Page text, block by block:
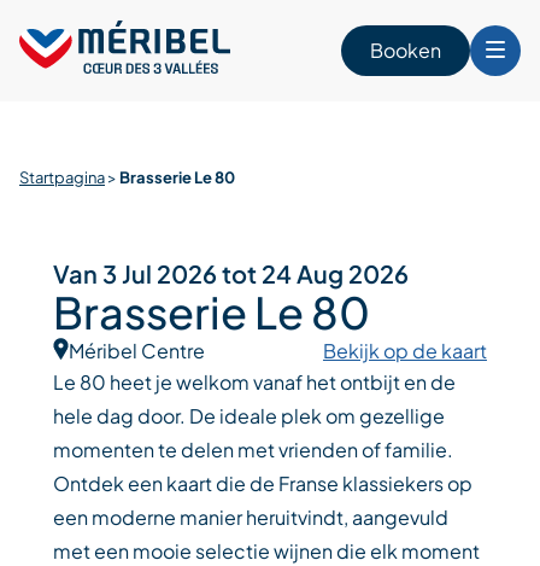
content
Booken
Startpagina> Brasserie Le 80
Van 3 Jul 2026 tot 24 Aug 2026
Brasserie Le 80
Méribel Centre
Bekijk op de kaart
Le 80 heet je welkom vanaf het ontbijt en de
hele dag door. De ideale plek om gezellige
momenten te delen met vrienden of familie.
Ontdek een kaart die de Franse klassiekers op
een moderne manier heruitvindt, aangevuld
met een mooie selectie wijnen die elk moment